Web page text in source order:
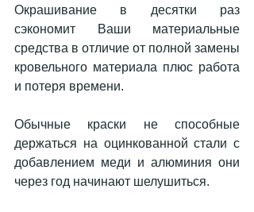
Окрашивание в десятки раз
сэкономит Ваши материальные
средства в отличие от полной замены
кровельного материала плюс работа
и потеря времени.
Обычные краски не способные
держаться на оцинкованной стали с
добавлением меди и алюминия они
через год начинают шелушиться.